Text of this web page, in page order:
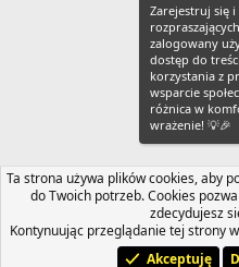
Zarejestruj się
zalogowany
dostęp do
korzystania z
wsparcie
różnica w
wrażenie! 💡🎉
Ta strona używa plików cookies, aby
do Twoich potrzeb. Cookies
zdecydujesz
Kontynuując przeglądanie tej strony
Akceptuję